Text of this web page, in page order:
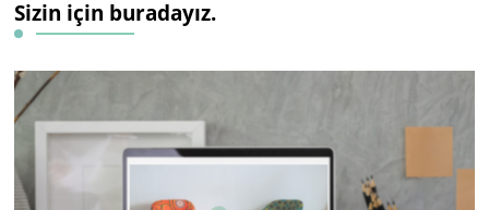
Sizin için buradayız.